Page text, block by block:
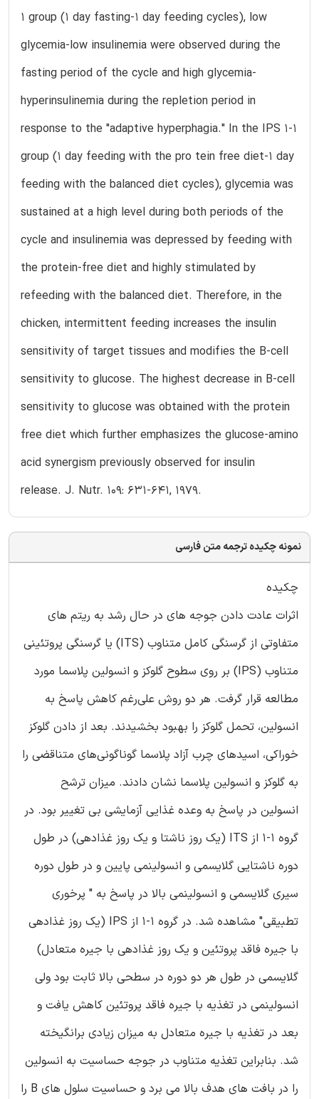
1 group (1 day fasting-1 day feeding cycles), low
glycemia-low insulinemia were observed during the
fasting period of the cycle and high glycemia-
hyperinsulinemia during the repletion period in
response to the "adaptive hyperphagia." In the IPS 1-1
group (1 day feeding with the pro tein free diet-1 day
feeding with the balanced diet cycles), glycemia was
sustained at a high level during both periods of the
cycle and insulinemia was depressed by feeding with
the protein-free diet and highly stimulated by
refeeding with the balanced diet. Therefore, in the
chicken, intermittent feeding increases the insulin
sensitivity of target tissues and modifies the B-cell
sensitivity to glucose. The highest decrease in B-cell
sensitivity to glucose was obtained with the protein
free diet which further emphasizes the glucose-amino
acid synergism previously observed for insulin
release. J. Nutr. 109: 631-641, 1979.
نمونه چکیده ترجمه متن فارسی
چکیده
اثرات عادت دادن جوجه های در حال رشد به ریتم های
متفاوتی از گرسنگی کامل متناوب (ITS) یا گرسنگی پروتئینی
متناوب (IPS) بر روی سطوح گلوکز و انسولین پلاسما مورد
مطالعه قرار گرفت. هر دو روش علی‌رغم کاهش پاسخ به
انسولین، تحمل گلوکز را بهبود بخشیدند. بعد از دادن گلوکز
خوراکی، اسیدهای چرب آزاد پلاسما گوناگونی‌های متناقضی را
به گلوکز و انسولین پلاسما نشان دادند. میزان ترشح
انسولین در پاسخ به وعده غذایی آزمایشی بی تغییر بود. در
گروه 1-1 از ITS (یک روز ناشتا و یک روز غذادهی) در طول
دوره ناشتایی گلایسمی و انسولینمی پایین و در طول دوره
سیری گلایسمی و انسولینمی بالا در پاسخ به " پرخوری
تطبیقی" مشاهده شد. در گروه 1-1 از IPS (یک روز غذادهی
با جیره فاقد پروتئین و یک روز غذادهی با جیره متعادل)
گلایسمی در طول هر دو دوره در سطحی بالا ثابت بود ولی
انسولینمی در تغذیه با جیره فاقد پروتئین کاهش یافت و
بعد در تغذیه با جیره متعادل به میزان زیادی برانگیخته
شد. بنابراین تغذیه متناوب در جوجه حساسیت به انسولین
را در بافت های هدف بالا می برد و حساسیت سلول های B را